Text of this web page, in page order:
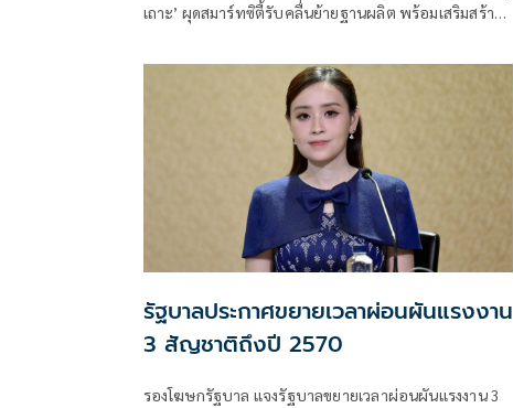
เถาะ’ ผุดสมาร์ทซิตี้รับคลื่นย้ายฐานผลิต พร้อมเสริมสร้าง
ทางเศรษฐกิจอย่างยั่งยืนในระยะยาว
รัฐบาลประกาศขยายเวลาผ่อนผันแรงงาน
3 สัญชาติถึงปี 2570
รองโฆษกรัฐบาล แจงรัฐบาลขยายเวลาผ่อนผันแรงงาน 3